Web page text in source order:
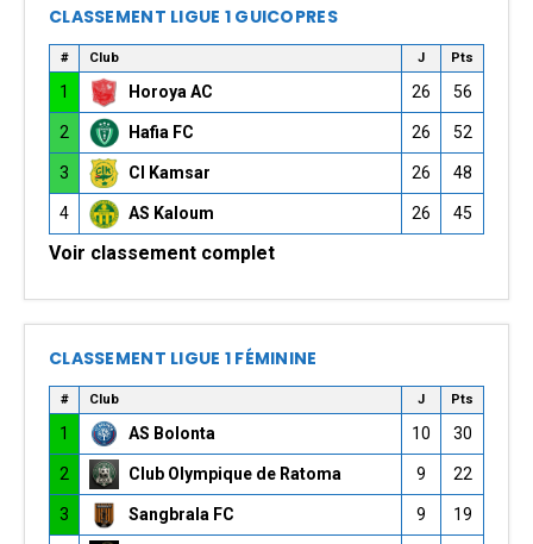
CLASSEMENT LIGUE 1 GUICOPRES
# Club J Pts
1 Horoya AC 26 56
2 Hafia FC 26 52
3 CI Kamsar 26 48
4 AS Kaloum 26 45
Voir classement complet
CLASSEMENT LIGUE 1 FÉMININE
# Club J Pts
1 AS Bolonta 10 30
2 Club Olympique de Ratoma 9 22
3 Sangbrala FC 9 19